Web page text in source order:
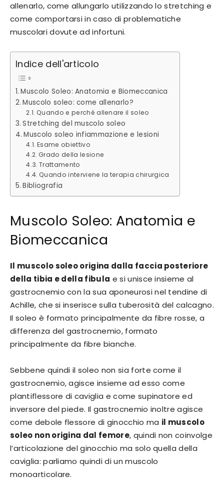
allenarlo, come allungarlo utilizzando lo stretching e
come comportarsi in caso di problematiche
muscolari dovute ad infortuni.
Indice dell'articolo
Muscolo Soleo: Anatomia e Biomeccanica
Muscolo soleo: come allenarlo?
Quando e perché allenare il soleo
Stretching del muscolo soleo
Muscolo soleo infiammazione e lesioni
Esame obiettivo
Grado della lesione
Trattamento
Quando interviene la terapia chirurgica
Bibliografia
Muscolo Soleo: Anatomia e
Biomeccanica
Il muscolo soleo origina dalla faccia posteriore
della tibia e della fibula e si unisce insieme al
gastrocnemio con la sua aponeurosi nel tendine di
Achille, che si inserisce sulla tuberosità del calcagno.
Il soleo è formato principalmente da fibre rosse, a
differenza del gastrocnemio, formato
principalmente da fibre bianche.
Sebbene quindi il soleo non sia forte come il
gastrocnemio, agisce insieme ad esso come
plantiflessore di caviglia e come supinatore ed
inversore del piede. Il gastrocnemio inoltre agisce
come debole flessore di ginocchio ma il muscolo
soleo non origina dal femore, quindi non coinvolge
l’articolazione del ginocchio ma solo quella della
caviglia: parliamo quindi di un muscolo
monoarticolare.